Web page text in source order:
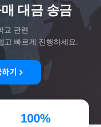
대금 송금
교 관련
고 빠르게 진행하세요.
기
100%